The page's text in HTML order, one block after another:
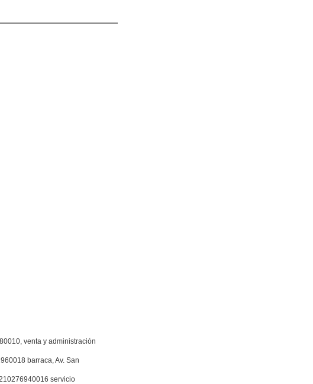
venta y administración
barraca, Av. San
servicio